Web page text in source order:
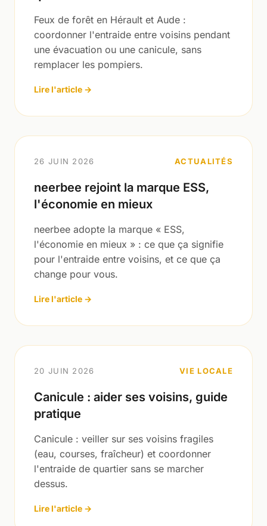
Feux de forêt en Hérault et Aude :
coordonner l'entraide entre voisins pendant
une évacuation ou une canicule, sans
remplacer les pompiers.
Lire l'article →
26 JUIN 2026 ACTUALITÉS
neerbee rejoint la marque ESS,
l'économie en mieux
neerbee adopte la marque « ESS,
l'économie en mieux » : ce que ça signifie
pour l'entraide entre voisins, et ce que ça
change pour vous.
Lire l'article →
20 JUIN 2026 VIE LOCALE
Canicule : aider ses voisins, guide
pratique
Canicule : veiller sur ses voisins fragiles
(eau, courses, fraîcheur) et coordonner
l'entraide de quartier sans se marcher
dessus.
Lire l'article →